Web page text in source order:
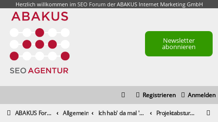
Herzlich willkommen im SEO Forumder ABAKUS Internet Marketing GmbH
Newsletter
abonnieren
Anmelden
Registrieren
ABAKUS Foren-Übersicht Allgemein Ich hab' da mal 'ne Frage Projektabsturz - Warum?